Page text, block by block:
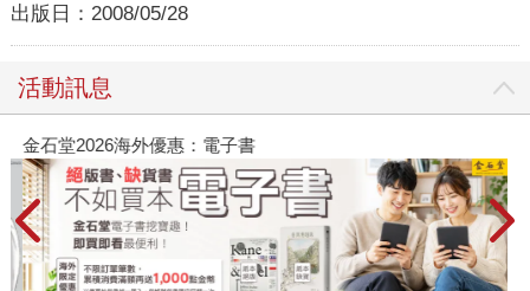
出版日： 2008/05/28
活動訊息
金石堂2026海外優惠：電子書